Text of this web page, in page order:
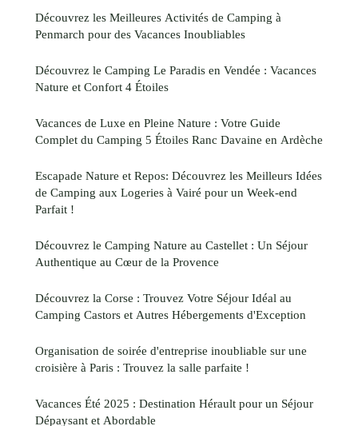
Découvrez les Meilleures Activités de Camping à
Penmarch pour des Vacances Inoubliables
Découvrez le Camping Le Paradis en Vendée : Vacances
Nature et Confort 4 Étoiles
Vacances de Luxe en Pleine Nature : Votre Guide
Complet du Camping 5 Étoiles Ranc Davaine en Ardèche
Escapade Nature et Repos: Découvrez les Meilleurs Idées
de Camping aux Logeries à Vairé pour un Week-end
Parfait !
Découvrez le Camping Nature au Castellet : Un Séjour
Authentique au Cœur de la Provence
Découvrez la Corse : Trouvez Votre Séjour Idéal au
Camping Castors et Autres Hébergements d'Exception
Organisation de soirée d'entreprise inoubliable sur une
croisière à Paris : Trouvez la salle parfaite !
Vacances Été 2025 : Destination Hérault pour un Séjour
Dépaysant et Abordable